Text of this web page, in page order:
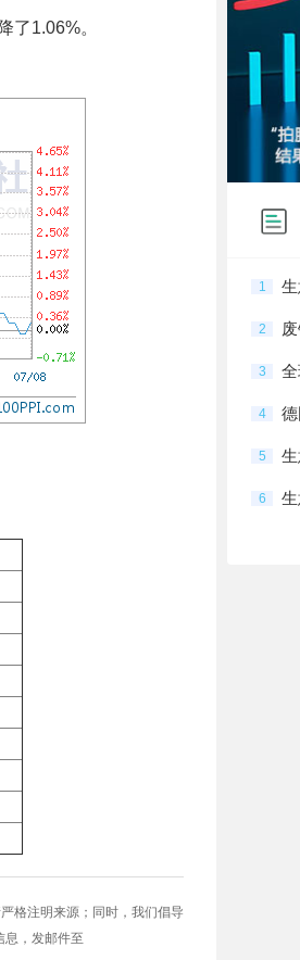
了1.06%。
格注明来源；同时，我们倡导
息，发邮件至
1
2
3
4
5
6